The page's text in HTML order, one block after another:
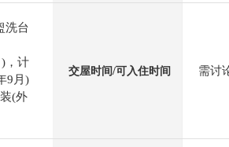
洗台
，计
9月)
(外
交屋时间/可入住时间 需讨